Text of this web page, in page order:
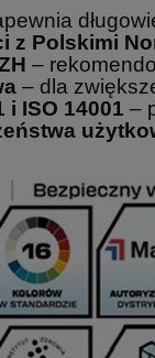
z Polskimi
–
– dla
i ISO 14001 –